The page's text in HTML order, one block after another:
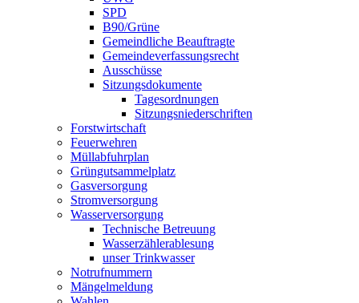
SPD
B90/Grüne
Gemeindliche Beauftragte
Gemeindeverfassungsrecht
Ausschüsse
Sitzungsdokumente
Tagesordnungen
Sitzungsniederschriften
Forstwirtschaft
Feuerwehren
Müllabfuhrplan
Grüngutsammelplatz
Gasversorgung
Stromversorgung
Wasserversorgung
Technische Betreuung
Wasserzählerablesung
unser Trinkwasser
Notrufnummern
Mängelmeldung